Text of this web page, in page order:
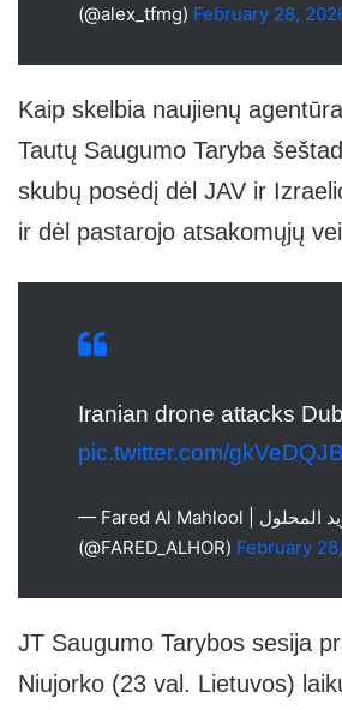
(@alex_tfmg) February 28,
Kaip skelbia naujienų
Tautų Saugumo Taryba
skubų posėdį dėl JAV ir
ir dėl pastarojo atsakomųjų
Iranian drone attacks
pic.twitter.com/
— Fared Al Mahlool | فريد المحلول
(@FARED_ALHOR) February
JT Saugumo Tarybos sesija
Niujorko (23 val. Lietuvos)